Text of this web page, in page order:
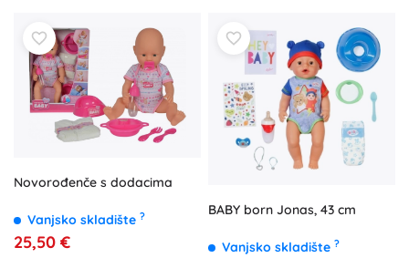
Novorođenče s dodacima
Vanjsko skladište ?
25,50 €
BABY born Jonas, 43 cm
Vanjsko skladište ?